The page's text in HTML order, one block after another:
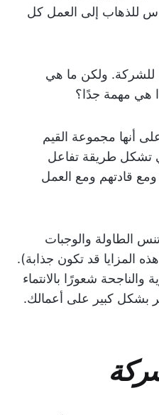
للذهاب إلى العمل كل
للشركة. ولكن ما هي
هي مهمة جدًا؟
أنها مجموعة القيم
تشكل طريقة تفاعل
قادتهم ومع العمل
الطاولة والوجبات
المزايا قد تكون جذابة).
والناجحة شعورًا بالانتماء
بشكل كبير على أعمالك.